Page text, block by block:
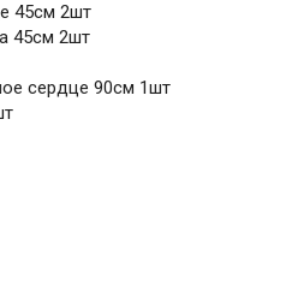
45см 2шт
45см 2шт
сердце 90см 1шт